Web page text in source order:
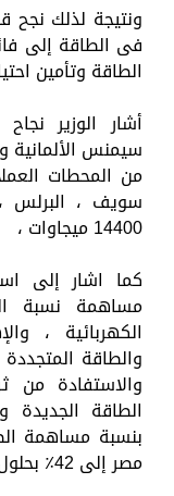
ونتيجة لذلك نجح
فى الطاقة إلى
الطاقة وتأمين
أشار الوزير
سيمنس الألمانية
من المحطات
سويف ، البرلس ،
14400 ميجاوات ،
كما اشار إلى
مساهمة نسبة
الكهربائية ،
والطاقة المتجددة
والاستفادة من
الطاقة
بنسبة مساهمة
مصر إلى 42٪ بحلول عام 2035.